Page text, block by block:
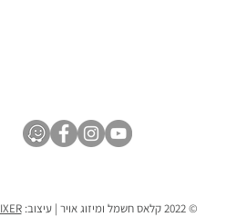
© 2022 קלאס חשמל ומיזוג אויר | עיצוב: